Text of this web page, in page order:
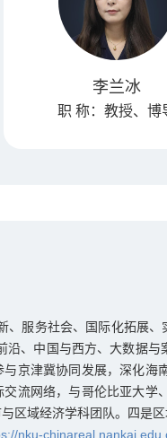
李兰冰
职 称：教授、博
、服务社会、国际化拓展
沿、中国与西方、大数据
京津冀协同发展，深化
流网络，与哥伦比亚大
区域经济学科团队。四是
nku-